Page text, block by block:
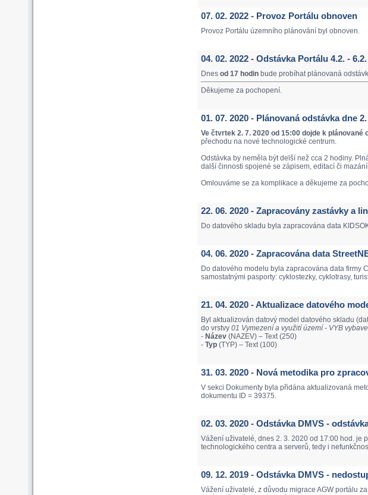
07. 02. 2022 - Provoz Portálu obnoven
Provoz Portálu územního plánování byl obnoven.
04. 02. 2022 - Odstávka Portálu 4.2. - 6.2.
Dnes od 17 hodin bude probíhat plánovaná
Děkujeme za pochopení.
01. 07. 2020 - Plánovaná odstávka dne 2.
Ve čtvrtek 2. 7. 2020 od 15:00 dojde k plánované
přechodu na nové technologické centrum.
Odstávka by neměla být delší než cca 2 hodiny.
další činnosti spojené se zápisem, editací či
Omlouváme se za komplikace a děkujeme za
22. 06. 2020 - Zapracovány zastávky a
Do datového skladu byla zapracována data
04. 06. 2020 - Zapracována data
Do datového modelu byla zapracována data firmy
samostatnými pasporty: cyklostezky, cyklotrasy,
21. 04. 2020 - Aktualizace datového
Byl aktualizován datový model datového skladu
do vrstvy 01 Vymezení a využití území - VYB
- Název (NAZEV) – Text (250)
- Typ (TYP) – Text (100)
31. 03. 2020 - Nová metodika pro
V sekci Dokumenty byla přidána aktualizovaná
dokumentu ID = 39375.
02. 03. 2020 - Odstávka DMVS -
Vážení uživatelé, dnes 2. 3. 2020 od 17:00 hod. je
technologického centra a serverů, tedy i
09. 12. 2019 - Odstávka DMVS -
Vážení uživatelé, z důvodu migrace AGW portálu